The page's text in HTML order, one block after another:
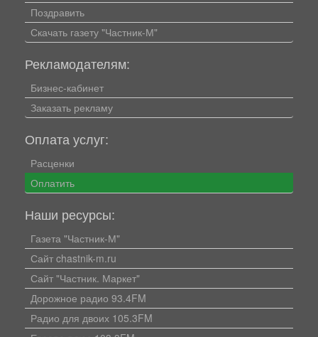
Поздравить
Скачать газету "Частник-М"
Рекламодателям:
Бизнес-кабинет
Заказать рекламу
Оплата услуг:
Расценки
Оплатить
Наши ресурсы:
Газета "Частник-М"
Сайт chastnik-m.ru
Сайт "Частник. Маркет"
Дорожное радио 93.4FM
Радио для двоих 105.3FM